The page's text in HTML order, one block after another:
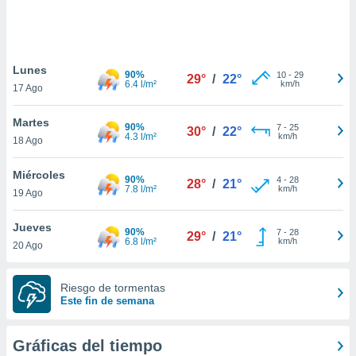
únicos
similares
como
sitio
de
posible
traten tus
en
Para
su
Lunes
17 Ago
90%
6.4 l/m²
29° / 22° 10- 29
km/h
Martes
18 Ago
90%
4.3 l/m²
30° / 22° 7- 25
km/h
Miércoles
19 Ago
90%
7.8 l/m²
28° / 21° 4- 28
km/h
Jueves
20 Ago
90%
6.8 l/m²
29° / 21° 7- 28
km/h
Riesgo de tormentas
Este fin de semana
Gráficas del tiempo